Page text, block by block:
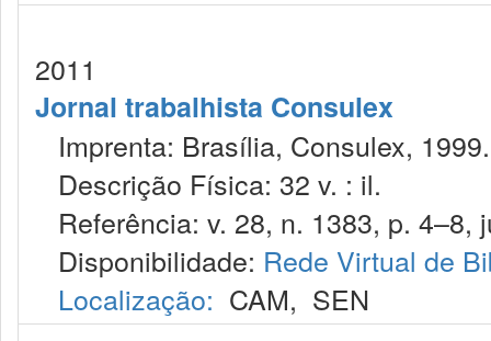
2011
Jornal trabalhista Consulex
Imprenta: Brasília, Consulex, 1999.
Descrição Física: 32 v. : il.
Referência: v. 28, n. 1383, p. 4–8,
Disponibilidade: Rede Virtual de
Localização: CAM, SEN